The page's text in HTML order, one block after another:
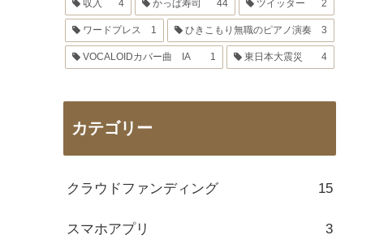
収入 4 かっぱ寿司 44 ツイッター 2
ワードプレス 1 ひきこもり無職のピアノ演奏 3
VOCALOIDカバー曲 IA 1 東日本大震災 4
カテゴリー
クラウドファンディング 15
スマホアプリ 3